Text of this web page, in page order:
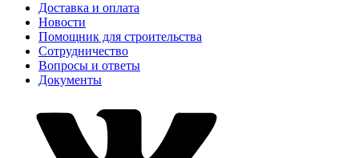
Доставка и оплата
Новости
Помощник для строительства
Сотрудничество
Вопросы и ответы
Документы